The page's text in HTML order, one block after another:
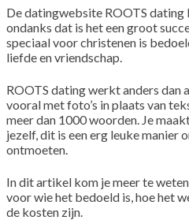
De datingwebsite ROOTS
ondanks dat is het een groot
speciaal voor christenen is
liefde en vriendschap.
ROOTS dating werkt anders dan
vooral met foto’s in plaats van
meer dan 1000 woorden. Je
jezelf, dit is een erg leuke manier
ontmoeten.
In dit artikel kom je meer te
voor wie het bedoeld is, hoe het
de kosten zijn.